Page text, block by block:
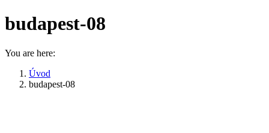
budapest-08
You are here:
Úvod
budapest-08